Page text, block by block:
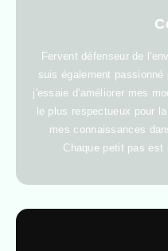
Fervent défenseur de
suis également
j'essaie d'améliorer mes
le plus respectueux pour
mes connaissances
Chaque petit pas est